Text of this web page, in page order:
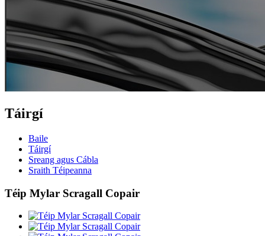
Táirgí
Baile
Táirgí
Sreang agus Cábla
Sraith Téipeanna
Téip Mylar Scragall Copair